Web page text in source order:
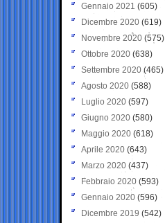
Gennaio 2021 (605)
Dicembre 2020 (619)
Novembre 2020 (575)
Ottobre 2020 (638)
Settembre 2020(465)
Agosto 2020 (588)
Luglio 2020 (597)
Giugno 2020 (580)
Maggio 2020 (618)
Aprile 2020 (643)
Marzo 2020 (437)
Febbraio 2020 (593)
Gennaio 2020 (596)
Dicembre 2019 (542)